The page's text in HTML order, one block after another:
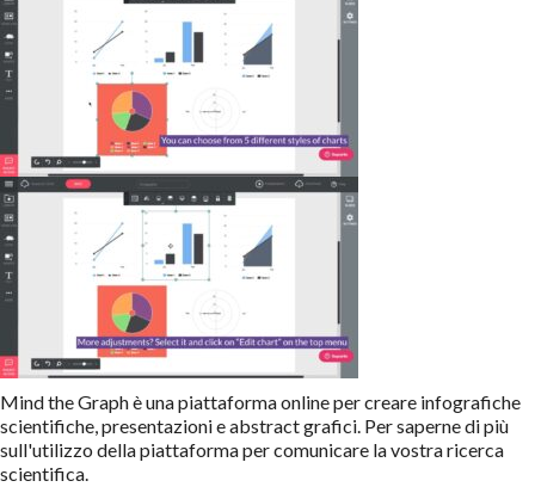
Mind the Graph è una piattaforma online per creare infografiche
scientifiche, presentazioni e abstract grafici. Per saperne di più
sull'utilizzo della piattaforma per comunicare la vostra ricerca
scientifica.